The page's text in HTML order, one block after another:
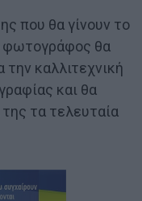
που θα γίνουν το
φωτογράφος θα
την καλλιτεχνική
και θα
τα τελευταία